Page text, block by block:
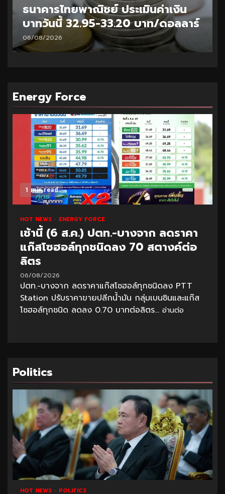
ธนาคารไทยพาณิชย์ ประเมินค่าเงิน
บาทวันนี้ 32.95-33.20 บาท/ดอลลาร์
06/08/2026
Energy Force
1 min read
HOT NEWS ENERGY FORCE
เช้านี้ (6 ส.ค.) ปตท.-บางจาก ลดราคา
แก๊สโซฮอล์ทุกชนิดลง 70 สตางค์ต่อ
ลิตร
06/08/2026
ปตท.-บางจาก ลดราคาแก๊สโซฮอล์ทุกชนิดลง PTT
Station ปรับราคาขายปลีกน้ำมัน กลุ่มเบนซินและแก๊ส
โซฮอล์ทุกชนิด ลดลง 0.70 บาทต่อลิตร... อ่านต่อ
Politics
1 min read